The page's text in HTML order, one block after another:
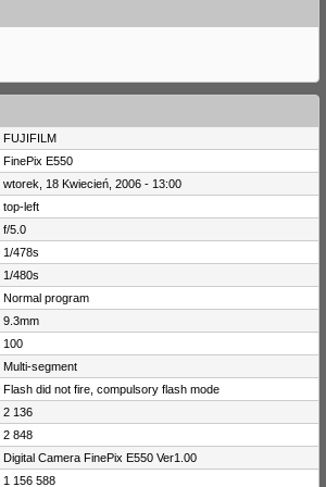
FUJIFILM
FinePix E550
wtorek, 18 Kwiecień, 2006 - 13:00
top-left
f/5.0
1/478s
1/480s
Normal program
9.3mm
100
Multi-segment
Flash did not fire, compulsory flash mode
2 136
2 848
Digital Camera FinePix E550 Ver1.00
1 156 588